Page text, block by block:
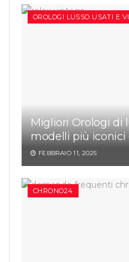
OROLOGI LUSSO USATI E
Migliori Orologi di
modelli più iconici
FEBBRAIO 11, 2025
CHRONO24